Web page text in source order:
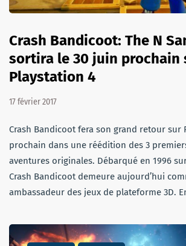
Crash Bandicoot: The N
sortira le 30 juin prochain
Playstation 4
17 février 2017
Crash Bandicoot fera son grand retour sur
prochain dans une réédition des 3
aventures originales. Débarqué en 1996
Crash Bandicoot demeure aujourd’hui
ambassadeur des jeux de plateforme 3D.